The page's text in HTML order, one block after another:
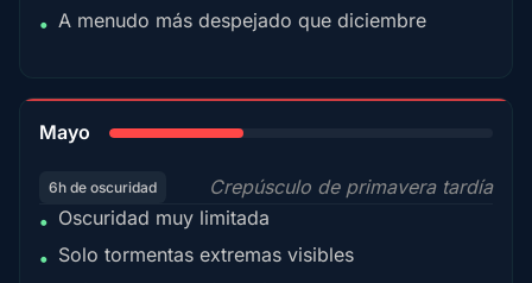
• A menudo más despejado que diciembre
Mayo
6h de oscuridad
Crepúsculo de primavera tardía
• Oscuridad muy limitada
• Solo tormentas extremas visibles